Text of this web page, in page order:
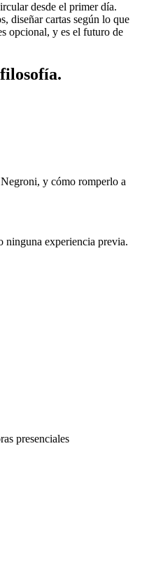
desde el primer día.
diseñar cartas según lo que
opcional, y es el futuro de
y cómo romperlo a
ninguna experiencia previa.
presenciales